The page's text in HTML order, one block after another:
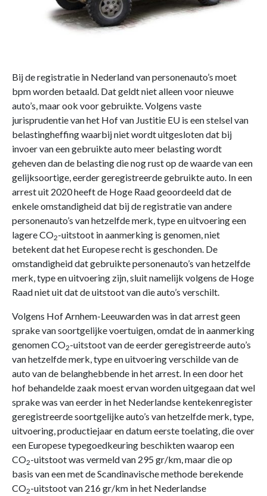
Bij de registratie in Nederland van personenauto’s moet
bpm worden betaald. Dat geldt niet alleen voor nieuwe
auto’s, maar ook voor gebruikte. Volgens vaste
jurisprudentie van het Hof van Justitie EU is een stelsel van
belastingheffing waarbij niet wordt uitgesloten dat bij
invoer van een gebruikte auto meer belasting wordt
geheven dan de belasting die nog rust op de waarde van een
gelijksoortige, eerder geregistreerde gebruikte auto. In een
arrest uit 2020 heeft de Hoge Raad geoordeeld dat de
enkele omstandigheid dat bij de registratie van andere
personenauto’s van hetzelfde merk, type en uitvoering een
lagere CO2-uitstoot in aanmerking is genomen, niet
betekent dat het Europese recht is geschonden. De
omstandigheid dat gebruikte personenauto’s van hetzelfde
merk, type en uitvoering zijn, sluit namelijk volgens de Hoge
Raad niet uit dat de uitstoot van die auto’s verschilt.
Volgens Hof Arnhem-Leeuwarden was in dat arrest geen
sprake van soortgelijke voertuigen, omdat de in aanmerking
genomen CO2-uitstoot van de eerder geregistreerde auto’s
van hetzelfde merk, type en uitvoering verschilde van de
auto van de belanghebbende in het arrest. In een door het
hof behandelde zaak moest ervan worden uitgegaan dat wel
sprake was van eerder in het Nederlandse kentekenregister
geregistreerde soortgelijke auto’s van hetzelfde merk, type,
uitvoering, productiejaar en datum eerste toelating, die over
een Europese typegoedkeuring beschikten waarop een
CO2-uitstoot was vermeld van 295 gr/km, maar die op
basis van een met de Scandinavische methode berekende
CO2-uitstoot van 216 gr/km in het Nederlandse